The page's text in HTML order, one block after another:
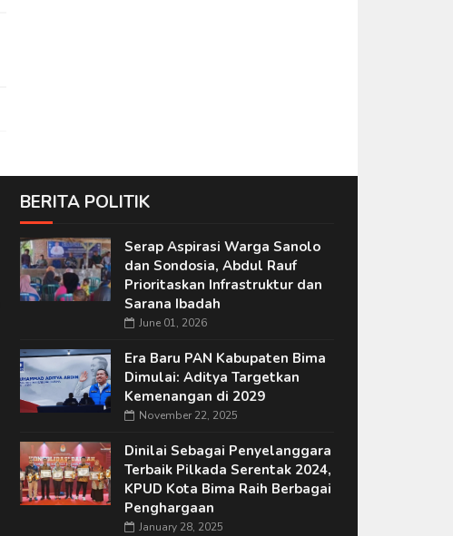
BERITA POLITIK
Serap Aspirasi Warga Sanolo
dan Sondosia, Abdul Rauf
Prioritaskan Infrastruktur dan
Sarana Ibadah
June 01, 2026
Era Baru PAN Kabupaten Bima
Dimulai: Aditya Targetkan
Kemenangan di 2029
November 22, 2025
Dinilai Sebagai Penyelanggara
Terbaik Pilkada Serentak 2024,
KPUD Kota Bima Raih Berbagai
Penghargaan
January 28, 2025